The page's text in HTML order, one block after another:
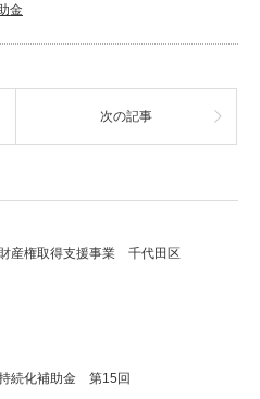
金
次の記事
産権取得支援事業 千代田区
続化補助金 第15回